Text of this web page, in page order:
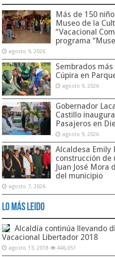
Más de 150
Museo de la
“Vacacional
programa
agosto 9, 2026
Sembrados
Cúpira en
agosto 9, 2026
Gobernador
Castillo
Pasajeros en
agosto 9, 2026
Alcaldesa Emily
construcción de
Juan José
del municipio
agosto 7, 2026
Lo Más Leido
Alcaldía continúa llevando
Vacacional Libertador 2018
agosto 13, 2018 446,051